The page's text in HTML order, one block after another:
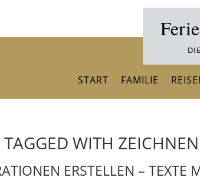
START FAMILIE
TAGGED WITH ZEICHNEN
ERSTELLEN – TEXTE